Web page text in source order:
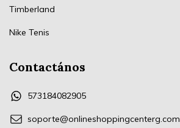
Timberland
Nike Tenis
Contactános
573184082905
soporte@onlineshoppingcenterg.com